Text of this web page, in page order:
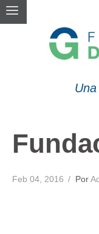
Feb 04, 2016 Por